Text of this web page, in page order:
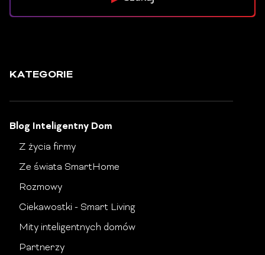
KATEGORIE
Blog Inteligentny Dom
Z życia firmy
Ze świata SmartHome
Rozmowy
Ciekawostki - Smart Living
Mity inteligentnych domów
Partnerzy